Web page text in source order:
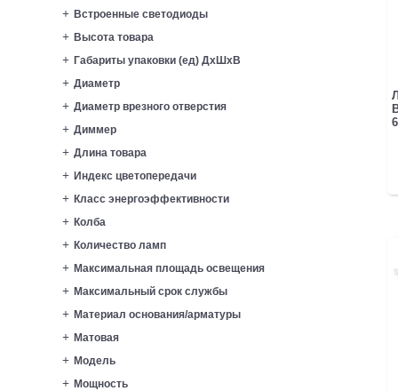
Встроенные светодиоды
Высота товара
Габариты упаковки (ед) ДхШхВ
Диаметр
Диаметр врезного отверстия
Диммер
Длина товара
Индекс цветопередачи
Класс энергоэффективности
Колба
Количество ламп
Максимальная площадь освещения
Максимальный срок службы
Материал основания/арматуры
Матовая
Модель
Мощность